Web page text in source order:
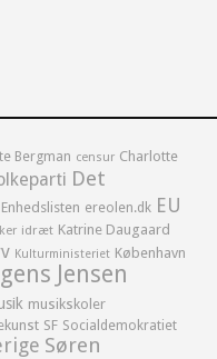
Bergman censur Charlotte
Det
Enhedslisten ereolen.dk EU
idræt Katrine Daugaard
Kulturministeriet København
Jensen
musikskoler
SF Socialdemokratiet
Søren